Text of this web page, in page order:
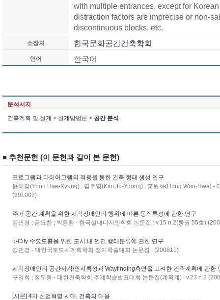
with multiple entrances, except for
distraction factors are imprecise or non-
discontinuous blocks, etc.
소장처 한국문화공간건축학회
언어 한국어
분석서지
건축계획 및 설계 > 설계방법론 > 공간 분석
■ 추천문헌 (이 문헌과 같이 본 문헌)
프로그램과 다이어그램의 적용을 통한 건축 형태 생성 연구
윤혜경(Yoon Hae-Kyung) ; 김주영(Kim Ju-Young) ; 홍원화(Hong Won-Hwa) -
(201002)
주거 공간 계획을 위한 시각장애인의 행위에 따른 동작특성에 관한 연구
김민경 ; 금요찬 ; 박용환 - 한국실내디자인학회 논문집 : v.15 n.2(통권 55호)
u-City 수요도출을 위한 도시 내 인간 행태분류에 관한 연구
김민경 - 대한국토도시계획학회 정기학술대회 논문집 : (200811)
시각장애인의 공간지각/인지특성과 Wayfinding측면을 고려한 건축계획에 관한
구양회 ; 정무웅 - 대한건축학회 추계학술발표대회 논문집(계획계) : v.23 n.2
[시론] 4차 산업혁명 시대, 건축의 대응